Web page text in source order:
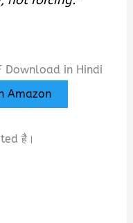
Download in Hindi
Amazon
है।